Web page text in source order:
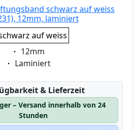
schwarz auf weiss
12mm, laminiert
auf weiss
Eigenschaft:
12mm
Eigenschaft:
Laminiert
& Lieferzeit
– Versand innerhalb von 24
Stunden